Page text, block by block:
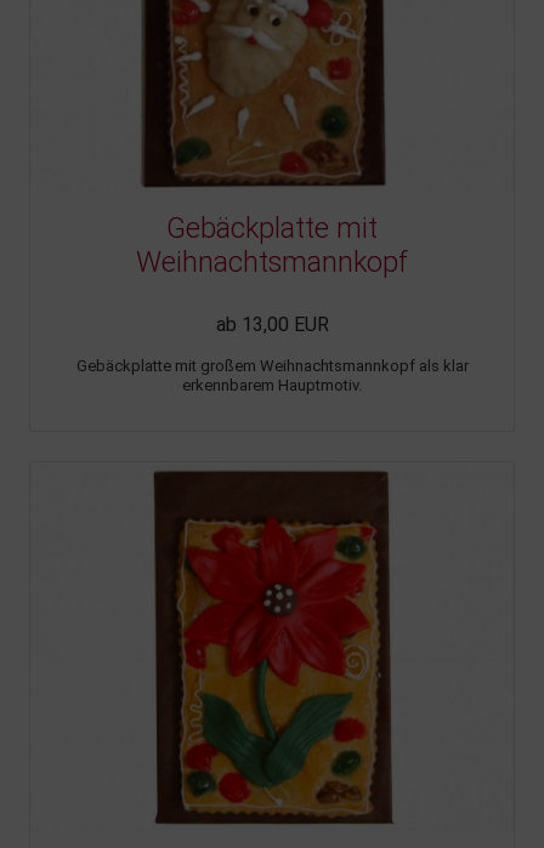
Gebäckplatte mit
Weihnachtsmannkopf
ab 13,00 EUR
Gebäckplatte mit großem Weihnachtsmannkopf als klar
erkennbarem Hauptmotiv.